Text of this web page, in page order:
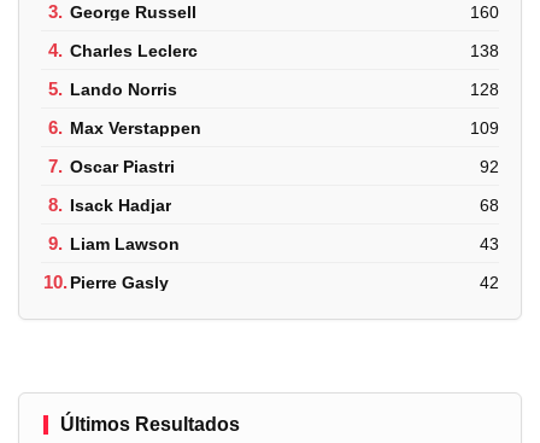
3. George Russell 160
4. Charles Leclerc 138
5. Lando Norris 128
6. Max Verstappen 109
7. Oscar Piastri 92
8. Isack Hadjar 68
9. Liam Lawson 43
10.Pierre Gasly 42
Últimos Resultados